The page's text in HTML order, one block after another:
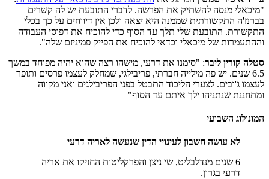
"מיכאלי מנסה להשתיק את הפרשה. לדברי התובעת יש לה קשרים
בברנז'ה התקשורתית שממנה היא יצאה ולכן אין דיווחים על כך בכלי
התקשורת. התובעת שלי תלך עד הסוף כדי להוכיח את דפוסי העבודה
וההתעמרות של מיכאלי וכדאי להוכיח את הפייק פמיניזם שלה".
סטלה קורין ליבר: "סימנו את דרעי, מישהו רצה שהוא יהיה מפוחד במשך
6.5 שנים. יש פה מילייה חברתי, פריבילגי, שמחלק לעצמו פרסים ותופר
לעצמו ג'ובים. לצערי הליכוד התבטל בפני הפריבילגים ואני מקווה
ומתחננת שנתניהו ילך איתם עד הסוף"
המונולוג השבועי
לא עושה חשבון לעינויי הדין שנעשה לאריה דרעי
6 שנים מנדלבליט, שי ניצן והפרקליטות החזיקו את אריה
דרעי בגרון.